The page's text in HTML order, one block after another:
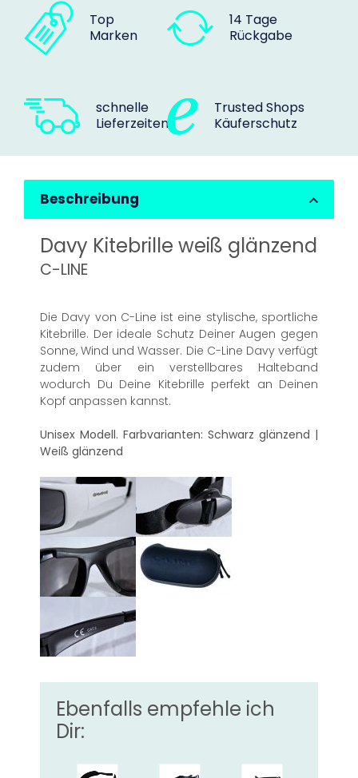
Top
Marken
14 Tage
Rückgabe
schnelle
Lieferzeiten
Trusted Shops
Käuferschutz
Beschreibung
Davy Kitebrille weiß glänzend
C-LINE
Die Davy von C-Line ist eine stylische, sportliche
Kitebrille. Der ideale Schutz Deiner Augen gegen
Sonne, Wind und Wasser. Die C-Line Davy verfügt
zudem über ein verstellbares Halteband
wodurch Du Deine Kitebrille perfekt an Deinen
Kopf anpassen kannst.
Unisex Modell. Farbvarianten: Schwarz glänzend |
Weiß glänzend
Ebenfalls empfehle ich
Dir: